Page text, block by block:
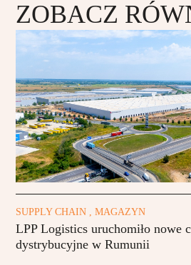
ZOBACZ
SUPPLY CHAIN , MAGAZYN
LPP Logistics uruchomiło nowe
dystrybucyjne w Rumunii